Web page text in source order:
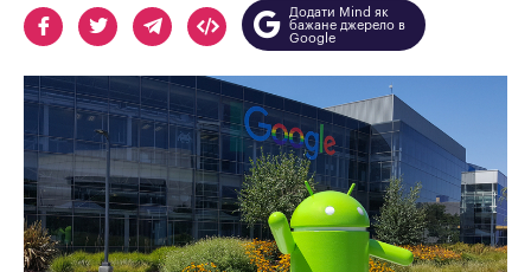
Додати Mind як
бажане джерело в
Google